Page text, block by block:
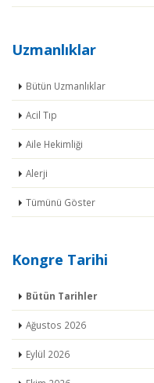
Uzmanlıklar
Bütün Uzmanlıklar
Acil Tıp
Aile Hekimliği
Alerji
Tümünü Göster
Kongre Tarihi
Bütün Tarihler
Ağustos 2026
Eylül 2026